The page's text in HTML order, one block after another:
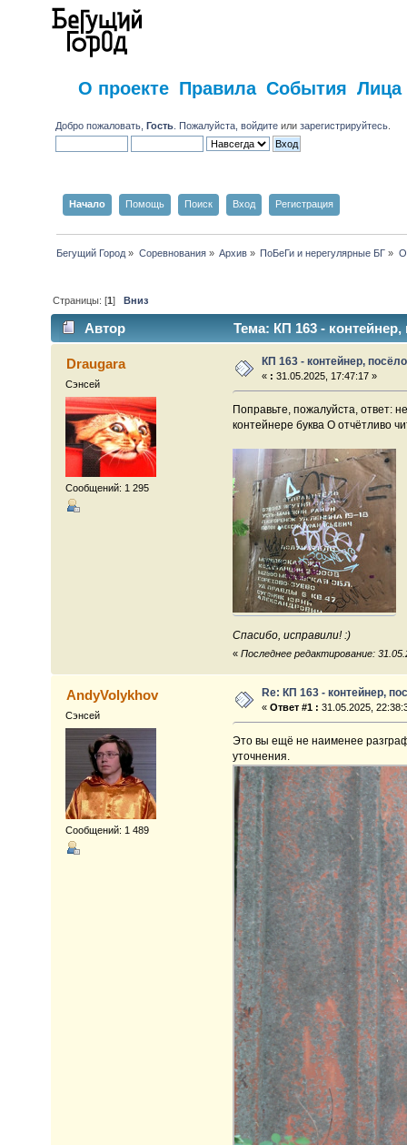
О проекте Правила События Лица
Добро пожаловать,Гость . Пожалуйста,войдите илизарегистрируйтесь
Начало Помощь Поиск Вход Регистрация
Бегущий Город » Соревнования» Архив » ПоБеГи и нерегулярные БГ »
Страницы: [1]Вниз
Автор Тема: КП 163 -
Draugara
Сэнсей
Сообщений: 1 295
КП 163 - контейнер,
« : 31.05.2025, 17:47:17 »
Поправьте, пожалуйста, ответ:
контейнере буква О отчётливо
Спасибо, исправили! :)
« Последнее редактирование:
AndyVolykhov
Сэнсей
Сообщений: 1 489
Re: КП 163 - контейнер,
«Ответ #1 : 31.05.2025,
Это вы ещё не наименее
уточнения.